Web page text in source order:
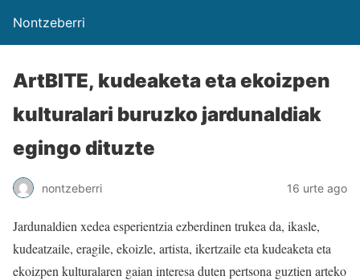
Nontzeberri
ArtBITE, kudeaketa eta ekoizpen
kulturalari buruzko jardunaldiak
egingo dituzte
nontzeberri 16 urte ago
Jardunaldien xedea esperientzia ezberdinen trukea da, ikasle,
kudeatzaile, eragile, ekoizle, artista, ikertzaile eta kudeaketa eta
ekoizpen kulturalaren gaian interesa duten pertsona guztien arteko